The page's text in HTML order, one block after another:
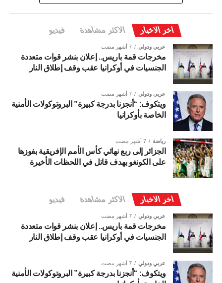
اخر الاخبار الاكثر مشاهدة فيديو
عربي ودولي 7 أشهر مضت
مخرجات قمة باريس.. إعلان بنشر قوات متعددة
الجنسيات في أوكرانيا عقب وقف إطلاق النار
عربي ودولي 7 أشهر مضت
ويتكوف: “أنجزنا بدرجة كبيرة” البروتوكولات الأمنية
الخاصة بأوكرانيا
رياضة 7 أشهر مضت
الجزائر إلى ربع نهائي كأس الأمم الإفريقية بفوزها
على الكونغو بهدف قاتل في اللحظات الأخيرة
اخر الاخبار الاكثر مشاهدة فيديو
عربي ودولي 7 أشهر مضت
مخرجات قمة باريس.. إعلان بنشر قوات متعددة
الجنسيات في أوكرانيا عقب وقف إطلاق النار
عربي ودولي 7 أشهر مضت
ويتكوف: “أنجزنا بدرجة كبيرة” البروتوكولات الأمنية